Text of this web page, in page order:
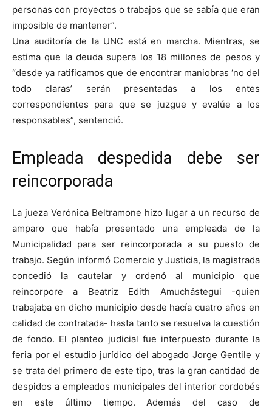
personas con proyectos o trabajos que se sabía que eran
imposible de mantener”.
Una auditoría de la UNC está en marcha. Mientras, se
estima que la deuda supera los 18 millones de pesos y
“desde ya ratificamos que de encontrar maniobras ‘no del
todo claras’ serán presentadas a los entes
correspondientes para que se juzgue y evalúe a los
responsables”, sentenció.
Empleada despedida debe ser
reincorporada
La jueza Verónica Beltramone hizo lugar a un recurso de
amparo que había presentado una empleada de la
Municipalidad para ser reincorporada a su puesto de
trabajo. Según informó Comercio y Justicia, la magistrada
concedió la cautelar y ordenó al municipio que
reincorpore a Beatriz Edith Amuchástegui -quien
trabajaba en dicho municipio desde hacía cuatro años en
calidad de contratada- hasta tanto se resuelva la cuestión
de fondo. El planteo judicial fue interpuesto durante la
feria por el estudio jurídico del abogado Jorge Gentile y
se trata del primero de este tipo, tras la gran cantidad de
despidos a empleados municipales del interior cordobés
en este último tiempo. Además del caso de